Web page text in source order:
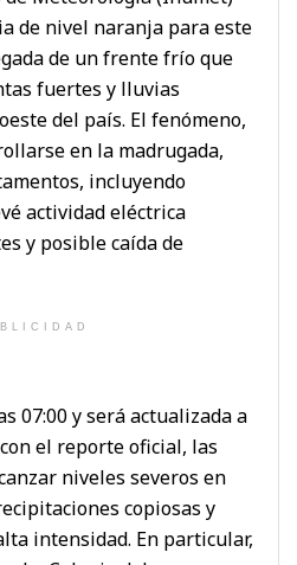
de nivel naranja para este
de un frente frío que
fuertes y lluvias
del país. El fenómeno,
en la madrugada,
incluyendo
actividad eléctrica
y posible caída de
07:00 y será actualizada a
el reporte oficial, las
niveles severos en
copiosas y
intensidad. En particular,